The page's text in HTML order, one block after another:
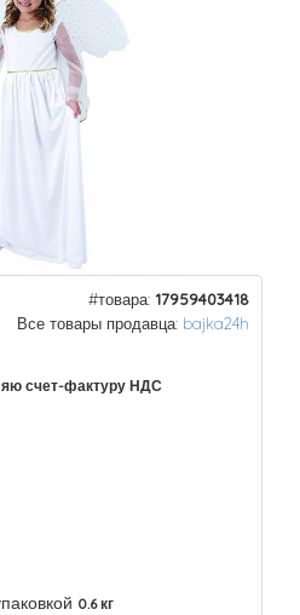
#товара: 17959403418
Все товары продавца: bajka24h
счет-фактуру НДС
0.6 кг